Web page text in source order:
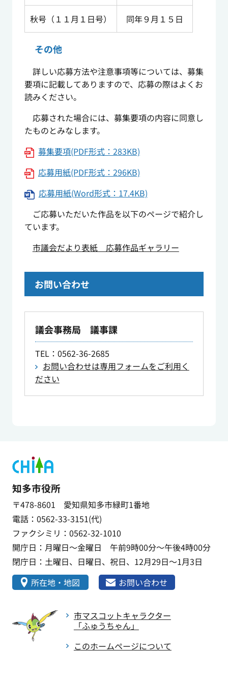
秋号（１１月１日号） 同年９月１５日
その他
詳しい応募方法や注意事項等については、募集
要項に記載してありますので、応募の際はよくお
読みください。
応募された場合には、募集要項の内容に同意し
たものとみなします。
募集要項(PDF形式：283KB)
応募用紙(PDF形式：296KB)
応募用紙(Word形式：17.4KB)
ご応募いただいた作品を以下のページで紹介し
ています。
市議会だより表紙 応募作品ギャラリー
お問い合わせ
議会事務局 議事課
TEL：0562-36-2685
お問い合わせは専用フォームをご利用く
ださい
知多市役所
〒478-8601 愛知県知多市緑町1番地
電話：0562-33-3151(代)
ファクシミリ：0562-32-1010
開庁日：月曜日～金曜日 午前9時00分～午後4時00分
閉庁日：土曜日、日曜日、祝日、12月29日～1月3日
所在地・地図
お問い合わせ
市マスコットキャラクター
「ふゅうちゃん」
このホームページについて